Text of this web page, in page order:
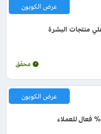
عرض الكوبون
محقق
كود خصم ماي الورد اول طلب بقيمة 5% فعال للعملاء
عرض الكوبون